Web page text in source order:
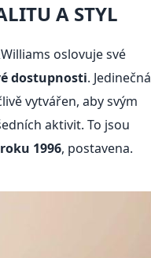
A STYL
oslovuje své
dostupnosti. Jedinečná
vytvářen, aby svým
aktivit. To jsou
1996, postavena.